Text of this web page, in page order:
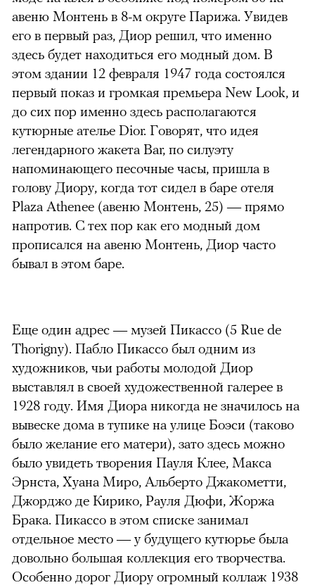
авеню Монтень в 8-м округе Парижа. Увидев
его в первый раз, Диор решил, что именно
здесь будет находиться его модный дом. В
этом здании 12 февраля 1947 года состоялся
первый показ и громкая премьера New Look, и
до сих пор именно здесь располагаются
кутюрные ателье Dior. Говорят, что идея
легендарного жакета Bar, по силуэту
напоминающего песочные часы, пришла в
голову Диору, когда тот сидел в баре отеля
Plaza Athenee (авеню Монтень, 25) — прямо
напротив. С тех пор как его модный дом
прописался на авеню Монтень, Диор часто
бывал в этом баре.
Еще один адрес — музей Пикассо (5 Rue de
Thorigny). Пабло Пикассо был одним из
художников, чьи работы молодой Диор
выставлял в своей художественной галерее в
1928 году. Имя Диора никогда не значилось на
вывеске дома в тупике на улице Боэси (таково
было желание его матери), зато здесь можно
было увидеть творения Пауля Клее, Макса
Эрнста, Хуана Миро, Альберто Джакометти,
Джорджо де Кирико, Рауля Дюфи, Жоржа
Брака. Пикассо в этом списке занимал
отдельное место — у будущего кутюрье была
довольно большая коллекция его творчества.
Особенно дорог Диору огромный коллаж 1938